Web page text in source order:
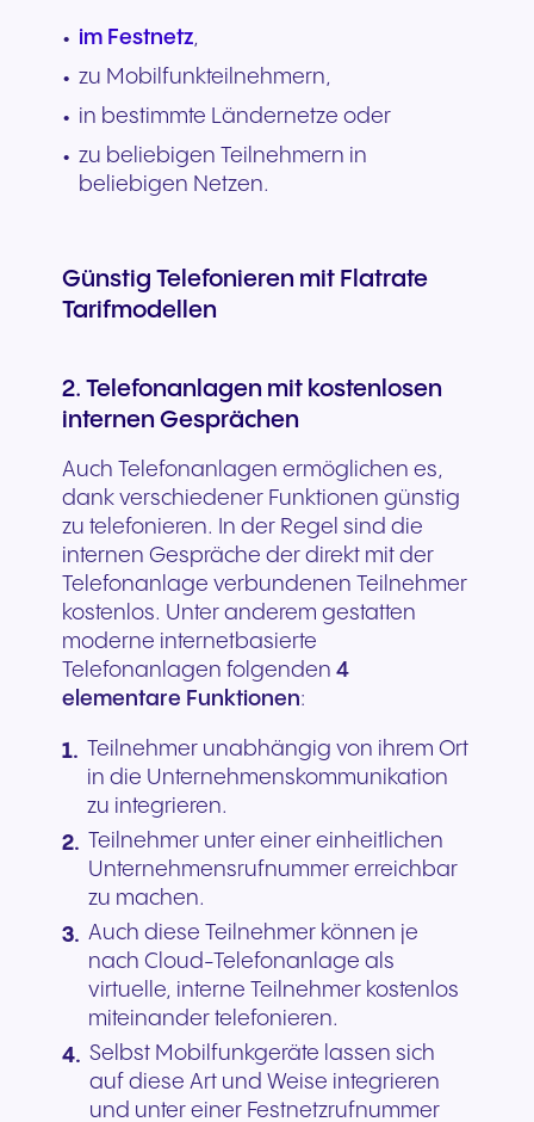
im Festnetz,
zu Mobilfunkteilnehmern,
in bestimmte Ländernetze oder
zu beliebigen Teilnehmern in
beliebigen Netzen.
Günstig Telefonieren mit Flatrate
Tarifmodellen
2. Telefonanlagen mit kostenlosen
internen Gesprächen
Auch Telefonanlagen ermöglichen es,
dank verschiedener Funktionen günstig
zu telefonieren. In der Regel sind die
internen Gespräche der direkt mit der
Telefonanlage verbundenen Teilnehmer
kostenlos. Unter anderem gestatten
moderne internetbasierte
Telefonanlagen folgenden 4
elementare Funktionen:
Teilnehmer unabhängig von ihrem Ort
in die Unternehmenskommunikation
zu integrieren.
Teilnehmer unter einer einheitlichen
Unternehmensrufnummer erreichbar
zu machen.
Auch diese Teilnehmer können je
nach Cloud-Telefonanlage als
virtuelle, interne Teilnehmer kostenlos
miteinander telefonieren.
Selbst Mobilfunkgeräte lassen sich
auf diese Art und Weise integrieren
und unter einer Festnetzrufnummer